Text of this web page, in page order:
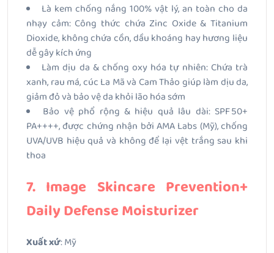
Là kem chống nắng 100% vật lý, an toàn cho da
nhạy cảm: Công thức chứa Zinc Oxide & Titanium
Dioxide, không chứa cồn, dầu khoáng hay hương liệu
dễ gây kích ứng
Làm dịu da & chống oxy hóa tự nhiên: Chứa trà
xanh, rau má, cúc La Mã và Cam Thảo giúp làm dịu da,
giảm đỏ và bảo vệ da khỏi lão hóa sớm
Bảo vệ phổ rộng & hiệu quả lâu dài: SPF 50+
PA++++, được chứng nhận bởi AMA Labs (Mỹ), chống
UVA/UVB hiệu quả và không để lại vệt trắng sau khi
thoa
7. Image Skincare Prevention+
Daily Defense Moisturizer
Xuất xứ: Mỹ